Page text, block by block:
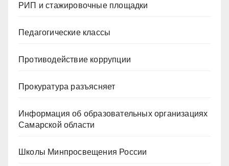
РИП и стажировочные площадки
Педагогические классы
Противодействие коррупции
Прокуратура разъясняет
Информация об образовательных организациях
Самарской области
Школы Минпросвещения России